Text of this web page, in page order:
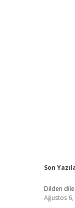
Son
Dilden
Ağustos 6,
https://